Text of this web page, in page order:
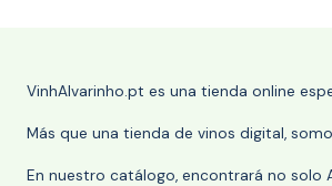
VinhAlvarinho.pt es una tienda online
Más que una tienda de vinos digital,
En nuestro catálogo, encontrará no solo